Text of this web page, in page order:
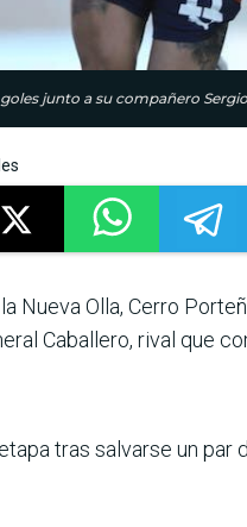
junto a su compañero
Nueva Olla, Cerro
Caballero, rival que
tras sal­varse un